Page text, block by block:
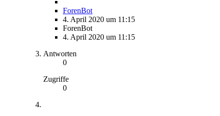
ForenBot
4. April 2020 um 11:15
ForenBot
4. April 2020 um 11:15
Antworten
0
Zugriffe
0